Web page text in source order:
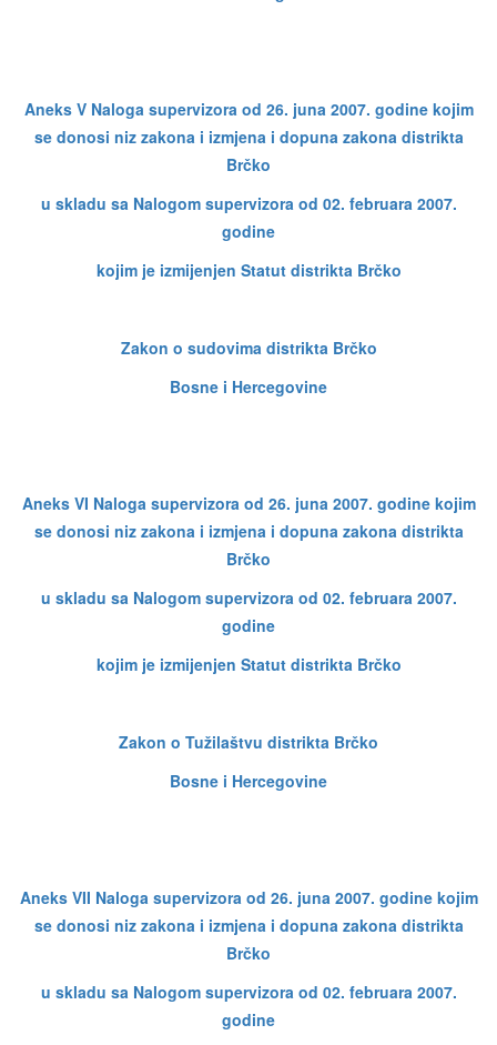
Aneks V Naloga supervizora od 26. juna 2007. godine kojim
se donosi niz zakona i izmjena i dopuna zakona distrikta
Brčko
u skladu sa Nalogom supervizora od 02. februara 2007.
godine
kojim je izmijenjen Statut distrikta Brčko
Zakon o sudovima distrikta Brčko
Bosne i Hercegovine
Aneks VI Naloga supervizora od 26. juna 2007. godine kojim
se donosi niz zakona i izmjena i dopuna zakona distrikta
Brčko
u skladu sa Nalogom supervizora od 02. februara 2007.
godine
kojim je izmijenjen Statut distrikta Brčko
Zakon o Tužilaštvu distrikta Brčko
Bosne i Hercegovine
Aneks VII Naloga supervizora od 26. juna 2007. godine kojim
se donosi niz zakona i izmjena i dopuna zakona distrikta
Brčko
u skladu sa Nalogom supervizora od 02. februara 2007.
godine